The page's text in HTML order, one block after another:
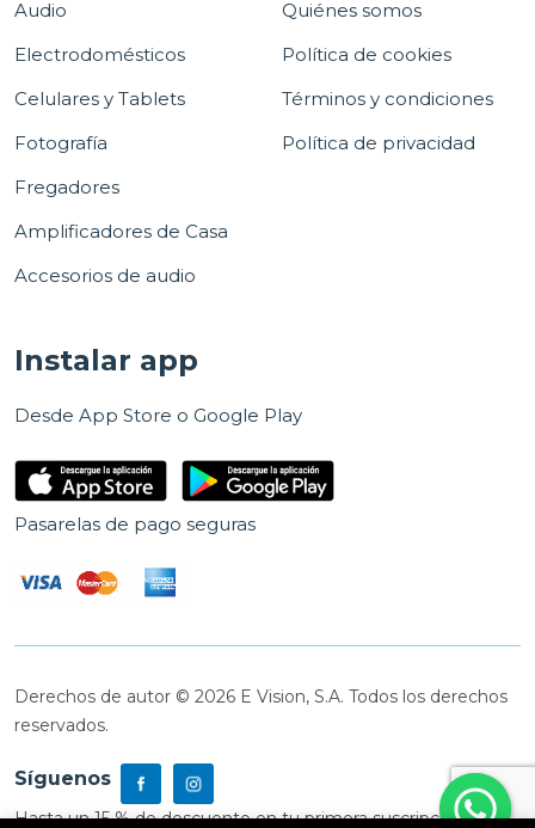
Audio
Electrodomésticos
Celulares y Tablets
Fotografía
Fregadores
Amplificadores de Casa
Accesorios de audio
Quiénes somos
Política de cookies
Términos y condiciones
Política de privacidad
Instalar app
Desde App Store o Google Play
Pasarelas de pago seguras
Derechos de autor © 2026 E Vision, S.A. Todos los derechos
reservados.
Síguenos
Hasta un 15 % de descuento en tu primera suscripción